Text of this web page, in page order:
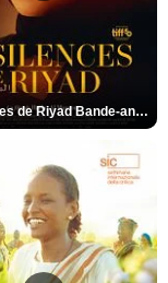
Les Silences de Riyad Bande-annonce VO STFR